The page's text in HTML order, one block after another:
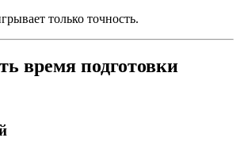
только точность.
время подготовки